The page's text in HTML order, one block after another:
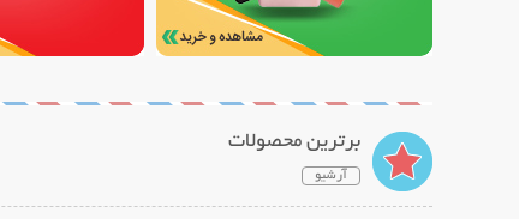
برترین محصولات
آرشیو